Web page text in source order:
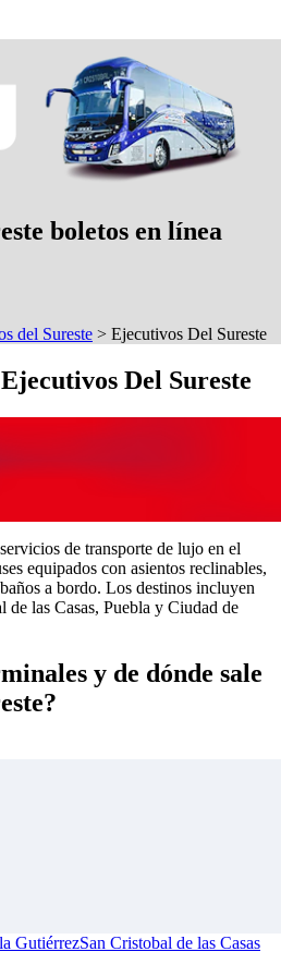
boletos en línea
del Sureste > Ejecutivos Del Sureste
Del Sureste
de transporte de lujo en el
equipados con asientos reclinables,
a bordo. Los destinos incluyen
las Casas, Puebla y Ciudad de
y de dónde sale
GutiérrezSan Cristobal de las Casas